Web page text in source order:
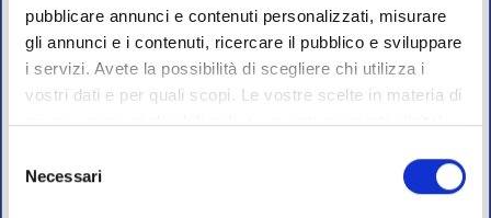
pubblicare annunci e contenuti personalizzati, misurare
gli annunci e i contenuti, ricercare il pubblico e sviluppare
i servizi. Avete la possibilità di scegliere chi utilizza i
vostri dati e per quali scopi. Le vostre scelte in materia di
privacy sono applicabili solo su questa proprietà digitale
modificare o revocare il proprio consenso in qualsiasi
momento dalla Dichiarazione sui cookie o facendo clic
delNecessari
Fornitori specializzati per laboratori conto terzi e
controllo qualità industriale
CHIUSURA